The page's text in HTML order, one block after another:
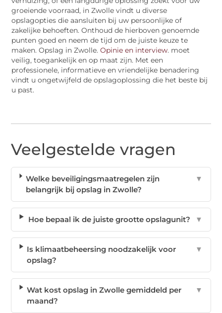
groeiende voorraad, in Zwolle vindt u diverse
opslagopties die aansluiten bij uw persoonlijke of
zakelijke behoeften. Onthoud de hierboven genoemde
punten goed en neem de tijd om de juiste keuze te
maken. Opslag in Zwolle.Opinie en interview. moet
veilig, toegankelijk en op maat zijn. Met een
professionele, informatieve en vriendelijke benadering
vindt u ongetwijfeld de opslagoplossing die het beste bij
u past.
Veelgestelde vragen
Welke beveiligingsmaatregelen zijn
belangrijk bij opslag in Zwolle?
▼
Hoe bepaal ik de juiste grootte opslagunit? ▼
Is klimaatbeheersing noodzakelijk voor
opslag?
▼
Wat kost opslag in Zwolle gemiddeld per
maand?
▼